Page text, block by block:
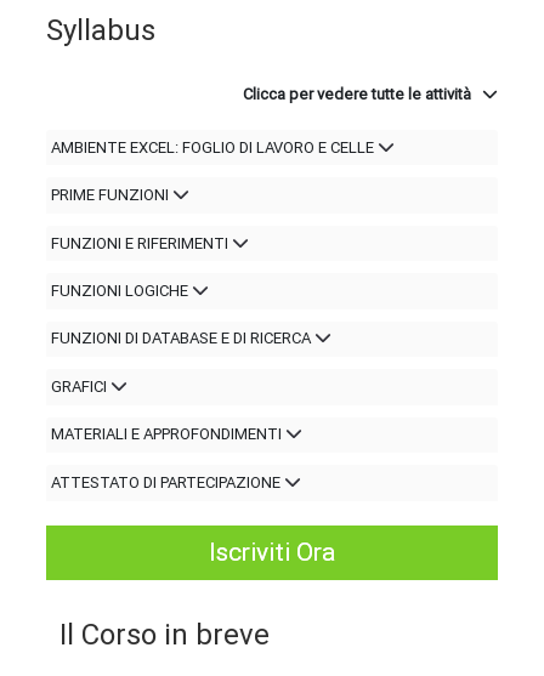
Syllabus
Clicca per vedere tutte le attività
AMBIENTE EXCEL: FOGLIO DI LAVORO E CELLE
PRIME FUNZIONI
FUNZIONI E RIFERIMENTI
FUNZIONI LOGICHE
FUNZIONI DI DATABASE E DI RICERCA
GRAFICI
MATERIALI E APPROFONDIMENTI
ATTESTATO DI PARTECIPAZIONE
Iscriviti Ora
Il Corso in breve